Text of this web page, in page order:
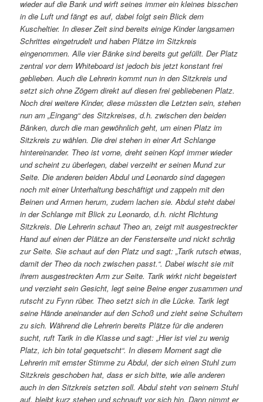
wieder auf die Bank und wirft seines immer ein kleines bisschen
in die Luft und fängt es auf, dabei folgt sein Blick dem
Kuscheltier. In dieser Zeit sind bereits einige Kinder langsamen
Schrittes eingetrudelt und haben Plätze im Sitzkreis
eingenommen. Alle vier Bänke sind bereits gut gefüllt. Der Platz
zentral vor dem Whiteboard ist jedoch bis jetzt konstant frei
geblieben. Auch die Lehrerin kommt nun in den Sitzkreis und
setzt sich ohne Zögern direkt auf diesen frei gebliebenen Platz.
Noch drei weitere Kinder, diese müssten die Letzten sein, stehen
nun am „Eingang“ des Sitzkreises, d.h. zwischen den beiden
Bänken, durch die man gewöhnlich geht, um einen Platz im
Sitzkreis zu wählen. Die drei stehen in einer Art Schlange
hintereinander. Theo ist vorne, dreht seinen Kopf immer wieder
und scheint zu überlegen, dabei verzeiht er seinen Mund zur
Seite. Die anderen beiden Abdul und Leonardo sind dagegen
noch mit einer Unterhaltung beschäftigt und zappeln mit den
Beinen und Armen herum, zudem lachen sie. Abdul steht dabei
in der Schlange mit Blick zu Leonardo, d.h. nicht Richtung
Sitzkreis. Die Lehrerin schaut Theo an, zeigt mit ausgestreckter
Hand auf einen der Plätze an der Fensterseite und nickt schräg
zur Seite. Sie schaut auf den Platz und sagt: „Tarik rutsch etwas,
damit der Theo da noch zwischen passt.“. Dabei wischt sie mit
ihrem ausgestreckten Arm zur Seite. Tarik wirkt nicht begeistert
und verzieht sein Gesicht, legt seine Beine enger zusammen und
rutscht zu Fynn rüber. Theo setzt sich in die Lücke. Tarik legt
seine Hände aneinander auf den Schoß und zieht seine Schultern
zu sich. Während die Lehrerin bereits Plätze für die anderen
sucht, ruft Tarik in die Klasse und sagt: „Hier ist viel zu wenig
Platz, ich bin total gequetscht“. In diesem Moment sagt die
Lehrerin mit ernster Stimme zu Abdul, der sich einen Stuhl zum
Sitzkreis geschoben hat, dass er sich bitte, wie alle anderen
auch in den Sitzkreis setzten soll. Abdul steht von seinem Stuhl
auf, bleibt kurz stehen und schnauft vor sich hin. Dann nimmt er